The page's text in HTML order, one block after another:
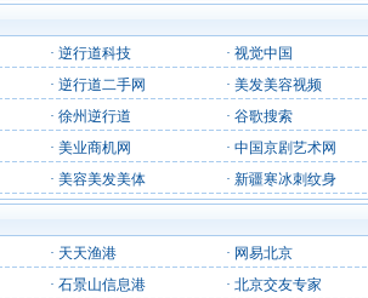
· 逆行道科技 · 视觉中国
· 逆行道二手网 · 美发美容视频
· 徐州逆行道 · 谷歌搜索
· 美业商机网 · 中国京剧艺术网
· 美容美发美体 · 新疆寒冰刺纹身
· 天天渔港 · 网易北京
· 石景山信息港 · 北京交友专家